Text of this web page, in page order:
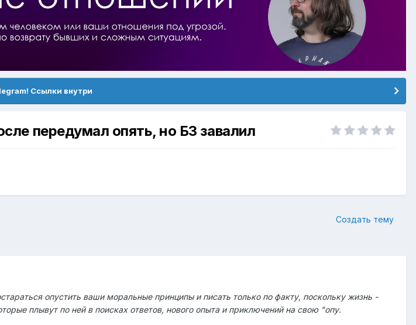
Ссылки внутри
передумал опять, но БЗ завалил
Создать тему
опустить ваши моральные принципы и писать только по факту, поскольку жизнь -
плывут по ней в поисках ответов, нового опыта и приключений на свою "опу.